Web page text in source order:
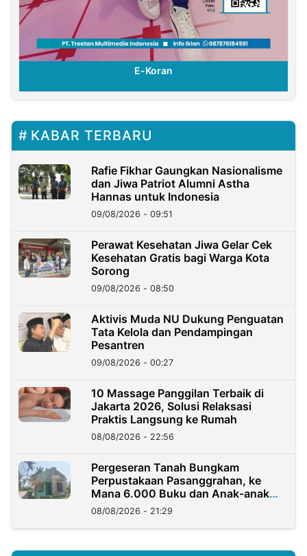
E-Koran
KABAR TERBARU
Rafie Fikhar Gaungkan Nasionalisme
dan Jiwa Patriot Alumni Astha
Hannas untuk Indonesia
09/08/2026 - 09:51
Perawat Kesehatan Jiwa Gelar Cek
Kesehatan Gratis bagi Warga Kota
Sorong
09/08/2026 - 08:50
Aktivis Muda NU Dukung Penguatan
Tata Kelola dan Pendampingan
Pesantren
09/08/2026 - 00:27
10 Massage Panggilan Terbaik di
Jakarta 2026, Solusi Relaksasi
Praktis Langsung ke Rumah
08/08/2026 - 22:56
Pergeseran Tanah Bungkam
Perpustakaan Pasanggrahan, ke
Mana 6.000 Buku dan Anak-anak
Kini?
08/08/2026 - 21:29